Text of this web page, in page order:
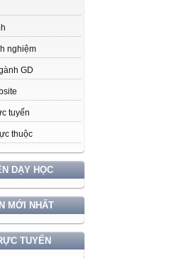
nghiệm
GD
tuyến
thuộc
DẠY HỌC
MỚI NHẤT
TUYẾN